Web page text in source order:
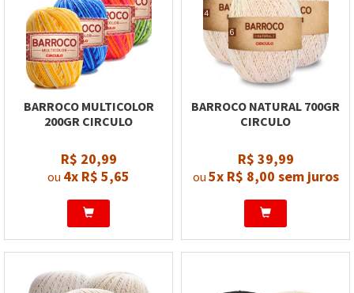
BARROCO MULTICOLOR
200GR CIRCULO
R$ 20,99
ou 4x R$ 5,65
BARROCO NATURAL 700GR
CIRCULO
R$ 39,99
ou 5x R$ 8,00 sem juros